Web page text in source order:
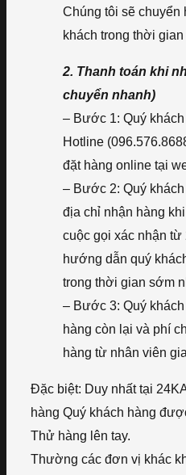
Chúng tôi sẽ chuyển
khách trong thời
2. Thanh toán khi
chuyển nhanh)
– Bước 1: Quý
Hotline
đặt hàng online tại
– Bước 2: Quý
địa chỉ nhận hàng
cuộc gọi xác nhận
hướng dẫn quý
trong thời gian sớm
– Bước 3: Quý
hàng còn lại và phí
hàng từ nhân viên
Đặc biệt: Duy nhất tại
hàng Quý khách hàng
Thử hàng lên tay.
Thường các đơn vị khác